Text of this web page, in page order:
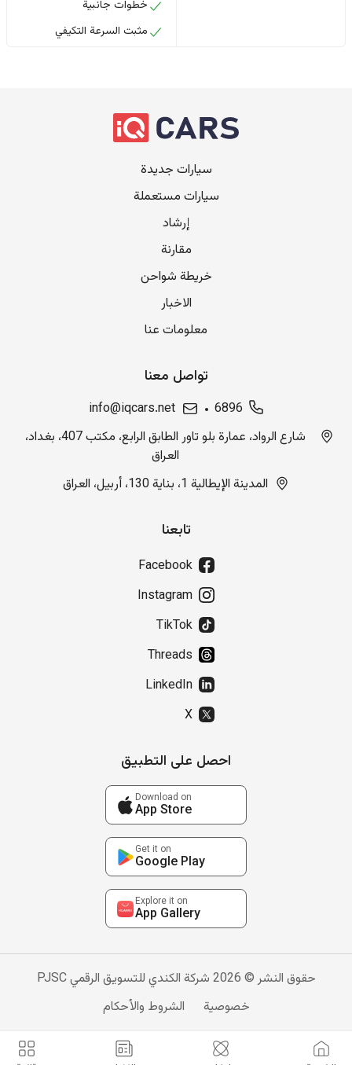
خطوات جانبية
مثبت السرعة التكيفي
سيارات جديدة
سيارات مستعملة
إرشاد
مقارنة
خريطة شواحن
الاخبار
معلومات عنا
تواصل معنا
6896
info@iqcars.net
شارع الرواد، عمارة بلو تاور الطابق الرابع، مكتب 407، بغداد،
العراق
المدينة الإيطالية 1، بناية 130، أربيل، العراق
تابعنا
Facebook
Instagram
TikTok
Threads
LinkedIn
X
احصل على التطبيق
Download on
App Store
Get it on
Google Play
Explore it on
App Gallery
حقوق النشر © 2026 شركة الكندي للتسويق الرقمي PJSC
خصوصية
الشروط والأحكام